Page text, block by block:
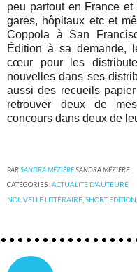
peu partout en France
gares, hôpitaux etc et
Coppola à San
Édition à sa demande,
cœur pour les
nouvelles dans ses
aussi des recueils
retrouver deux de
concours dans deux de
PARSANDRA MÉZIÈRESANDRA MÉZIÈRE
CATÉGORIES :ACTUALITE D'AUTEURE
NOUVELLE LITTÉRAIRE ,SHORT EDITION